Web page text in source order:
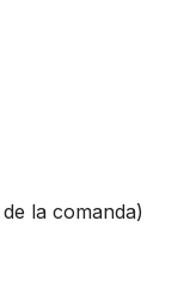
la comanda)